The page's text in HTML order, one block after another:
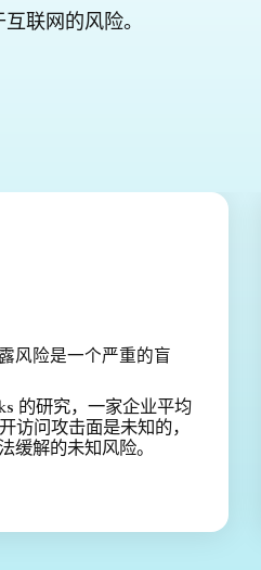
联网的风险。
风险是一个严重的盲
的研究，一家企业平均
访问攻击面是未知的，
缓解的未知风险。